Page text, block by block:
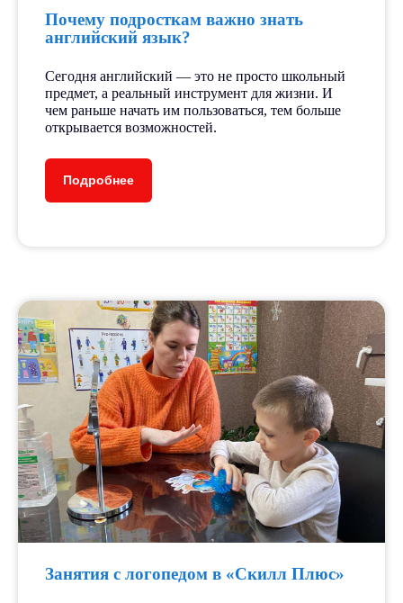
Почему подросткам важно знать
английский язык?
Сегодня английский — это не просто школьный
предмет, а реальный инструмент для жизни. И
чем раньше начать им пользоваться, тем больше
открывается возможностей.
Подробнее
Занятия с логопедом в «Скилл Плюс»